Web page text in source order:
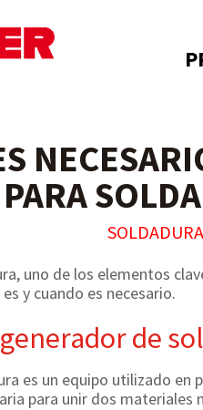
PARA
SOLDADURA
uno de los elementos
y cuando es necesario.
de
es un equipo utilizado en
para unir dos materiales